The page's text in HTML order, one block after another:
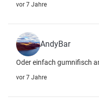
vor 7 Jahre
AndyBar
Oder einfach gumnifisch
vor 7 Jahre